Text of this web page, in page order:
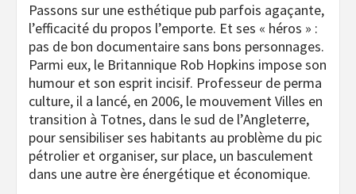
Passons sur une esthétique pub parfois agaçante,
l’efficacité du propos l’emporte. Et ses « héros » :
pas de bon documentaire sans bons personnages.
Parmi eux, le Britannique Rob Hopkins impose son
humour et son esprit incisif. Professeur de perma
culture, il a lancé, en 2006, le mouvement Villes en
transition à Totnes, dans le sud de l’Angleterre,
pour sensibiliser ses habitants au problème du pic
pétrolier et organiser, sur place, un basculement
dans une autre ère énergétique et économique.